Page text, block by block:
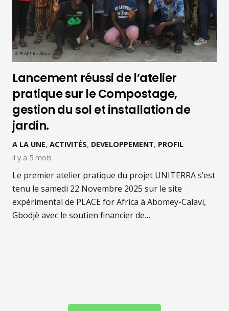
Lancement réussi de l’atelier
pratique sur le Compostage,
gestion du sol et installation de
jardin.
A LA UNE, ACTIVITÉS, DEVELOPPEMENT, PROFIL
il y a 5 mois
Le premier atelier pratique du projet UNITERRA s’est
tenu le samedi 22 Novembre 2025 sur le site
expérimental de PLACE for Africa à Abomey-Calavi,
Gbodjè avec le soutien financier de…